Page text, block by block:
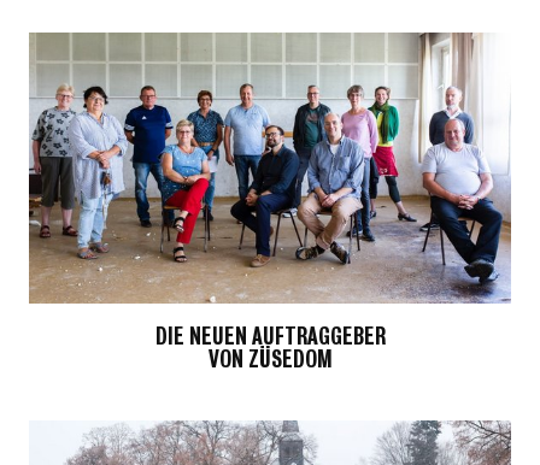
DIE NEUEN AUFTRAGGEBER
VON ZÜSEDOM